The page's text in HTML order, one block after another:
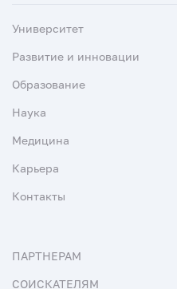
Университет
Развитие и инновации
Образование
Наука
Медицина
Карьера
Контакты
ПАРТНЕРАМ
СОИСКАТЕЛЯМ